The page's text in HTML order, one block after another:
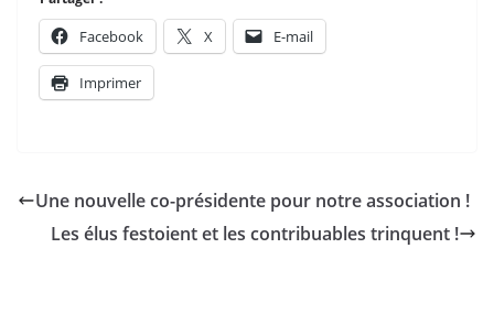
Facebook X E-mail
Imprimer
Une nouvelle co-présidente pour notre association !
Les élus festoient et les contribuables trinquent !